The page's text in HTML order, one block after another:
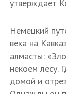
утверждает
Немецкий
века на
алмасты:
некоем лесу.
домой и